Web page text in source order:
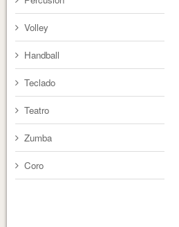
Volley
Handball
Teclado
Teatro
Zumba
Coro